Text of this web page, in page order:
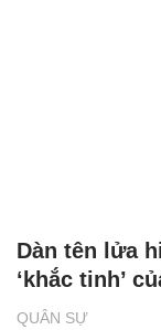
QUÂN SỰ
Dàn tên lửa
‘khắc tinh’